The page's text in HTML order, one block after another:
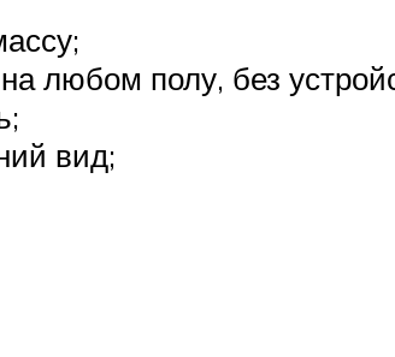
любом полу, без
вид;